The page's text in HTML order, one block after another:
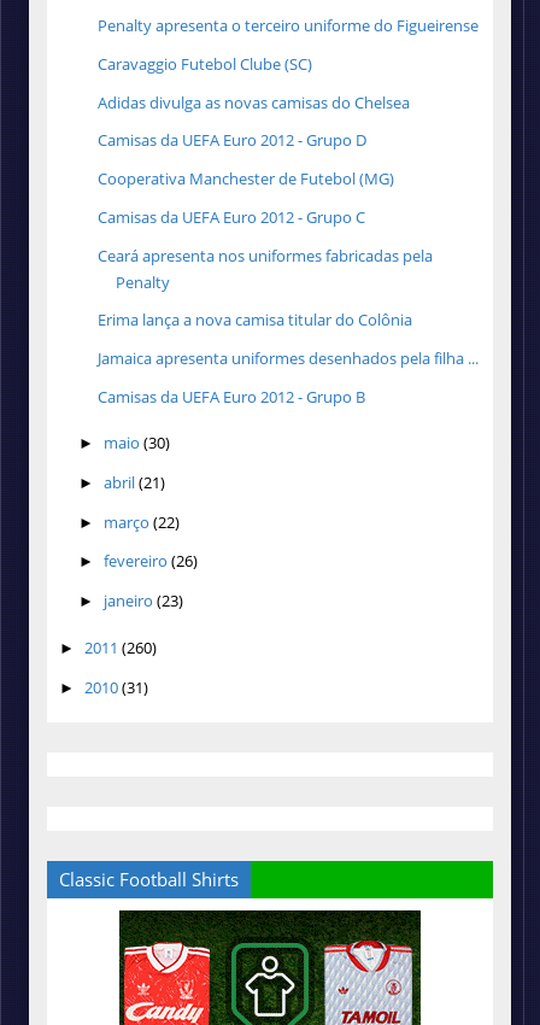
Penalty apresenta o terceiro uniforme do Figueirense
Caravaggio Futebol Clube (SC)
Adidas divulga as novas camisas do Chelsea
Camisas da UEFA Euro 2012 - Grupo D
Cooperativa Manchester de Futebol (MG)
Camisas da UEFA Euro 2012 - Grupo C
Ceará apresenta nos uniformes fabricadas pela
Penalty
Erima lança a nova camisa titular do Colônia
Jamaica apresenta uniformes desenhados pela filha ...
Camisas da UEFA Euro 2012 - Grupo B
► maio (30)
► abril(21)
► março (22)
► fevereiro (26)
► janeiro (23)
► 2011 (260)
► 2010(31)
Classic Football Shirts